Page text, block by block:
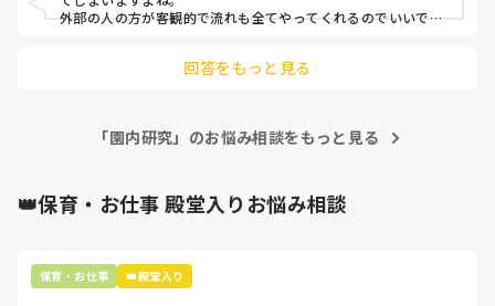
外部の人の方が客観的で流れも全てやってくれるのでいいです
回答をもっと見る
「園内研究」のお悩み相談をもっと見る
👑保育・お仕事 殿堂入りお悩み相談
保育・お仕事 👑殿堂入り